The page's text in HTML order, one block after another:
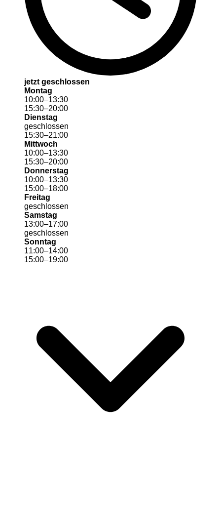
jetzt geschlossen
Montag
10:00–13:30
15:30–20:00
Dienstag
geschlossen
15:30–21:00
Mittwoch
10:00–13:30
15:30–20:00
Donnerstag
10:00–13:30
15:00–18:00
Freitag
geschlossen
Samstag
13:00–17:00
geschlossen
Sonntag
11:00–14:00
15:00–19:00